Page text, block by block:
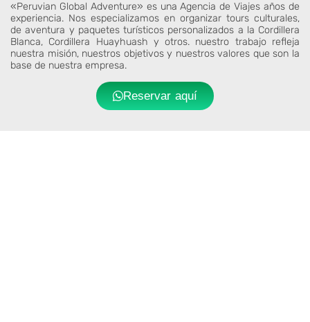
«Peruvian Global Adventure» es una Agencia de Viajes años de
experiencia. Nos especializamos en organizar tours culturales,
de aventura y paquetes turísticos personalizados a la Cordillera
Blanca, Cordillera Huayhuash y otros. nuestro trabajo refleja
nuestra misión, nuestros objetivos y nuestros valores que son la
base de nuestra empresa.
Reservar aquí